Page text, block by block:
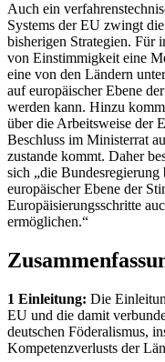
Auch ein
Systems der EU zwingt
bisherigen Strategien. Für
von Einstimmigkeit eine
eine von den Ländern
auf europäischer Ebene
werden kann. Hinzu
über die Arbeitsweise der
Beschluss im Ministerrat
zustande kommt. Daher
sich „die
europäischer Ebene der
Europäisierungsschritte
ermöglichen.“
1 Einleitung: Die
EU und die damit
deutschen Föderalismus,
Kompetenzverlusts der